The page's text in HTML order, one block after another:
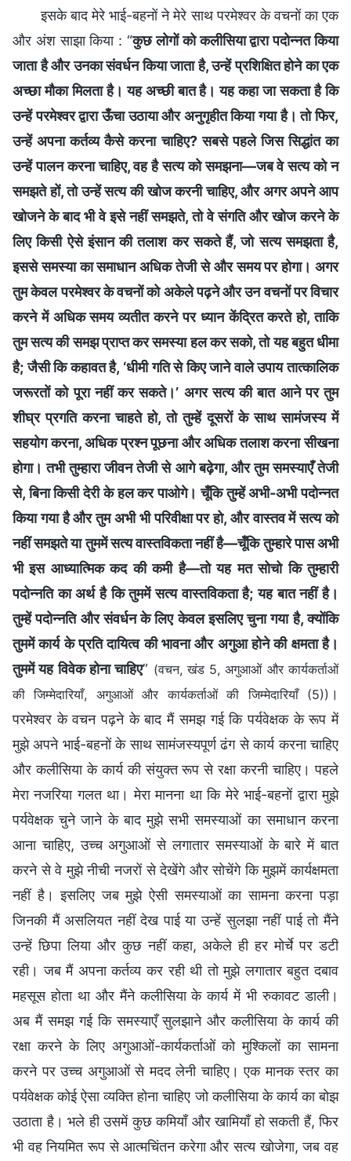
इसके बाद मेरे भाई-बहनों ने मेरे साथ परमेश्वर के वचनों का एक
और अंश साझा किया : “कुछ लोगों को कलीसिया द्वारा पदोन्नत किया
जाता है और उनका संवर्धन किया जाता है, उन्हें प्रशिक्षित होने का एक
अच्छा मौका मिलता है। यह अच्छी बात है। यह कहा जा सकता है कि
उन्हें परमेश्वर द्वारा ऊँचा उठाया और अनुगृहीत किया गया है। तो फिर,
उन्हें अपना कर्तव्य कैसे करना चाहिए? सबसे पहले जिस सिद्धांत का
उन्हें पालन करना चाहिए, वह है सत्य को समझना—जब वे सत्य को न
समझते हों, तो उन्हें सत्य की खोज करनी चाहिए, और अगर अपने आप
खोजने के बाद भी वे इसे नहीं समझते, तो वे संगति और खोज करने के
लिए किसी ऐसे इंसान की तलाश कर सकते हैं, जो सत्य समझता है,
इससे समस्या का समाधान अधिक तेजी से और समय पर होगा। अगर
तुम केवल परमेश्वर के वचनों को अकेले पढ़ने और उन वचनों पर विचार
करने में अधिक समय व्यतीत करने पर ध्यान केंद्रित करते हो, ताकि
तुम सत्य की समझ प्राप्त कर समस्या हल कर सको, तो यह बहुत धीमा
है; जैसी कि कहावत है, ‘धीमी गति से किए जाने वाले उपाय तात्कालिक
जरूरतों को पूरा नहीं कर सकते।’ अगर सत्य की बात आने पर तुम
शीघ्र प्रगति करना चाहते हो, तो तुम्हें दूसरों के साथ सामंजस्य में
सहयोग करना, अधिक प्रश्न पूछना और अधिक तलाश करना सीखना
होगा। तभी तुम्हारा जीवन तेजी से आगे बढ़ेगा, और तुम समस्याएँ तेजी
से, बिना किसी देरी के हल कर पाओगे। चूँकि तुम्हें अभी-अभी पदोन्नत
किया गया है और तुम अभी भी परिवीक्षा पर हो, और वास्तव में सत्य को
नहीं समझते या तुममें सत्य वास्तविकता नहीं है—चूँकि तुम्हारे पास अभी
भी इस आध्यात्मिक कद की कमी है—तो यह मत सोचो कि तुम्हारी
पदोन्नति का अर्थ है कि तुममें सत्य वास्तविकता है; यह बात नहीं है।
तुम्हें पदोन्नति और संवर्धन के लिए केवल इसलिए चुना गया है, क्योंकि
तुममें कार्य के प्रति दायित्व की भावना और अगुआ होने की क्षमता है।
तुममें यह विवेक होना चाहिए” (वचन, खंड 5, अगुआओं और कार्यकर्ताओं
की जिम्मेदारियाँ, अगुआओं और कार्यकर्ताओं की जिम्मेदारियाँ (5)) ।
परमेश्वर के वचन पढ़ने के बाद मैं समझ गई कि पर्यवेक्षक के रूप में
मुझे अपने भाई-बहनों के साथ सामंजस्यपूर्ण ढंग से कार्य करना चाहिए
और कलीसिया के कार्य की संयुक्त रूप से रक्षा करनी चाहिए। पहले
मेरा नजरिया गलत था। मेरा मानना था कि मेरे भाई-बहनों द्वारा मुझे
पर्यवेक्षक चुने जाने के बाद मुझे सभी समस्याओं का समाधान करना
आना चाहिए, उच्च अगुआओं से लगातार समस्याओं के बारे में बात
करने से वे मुझे नीची नजरों से देखेंगे और सोचेंगे कि मुझमें कार्यक्षमता
नहीं है। इसलिए जब मुझे ऐसी समस्याओं का सामना करना पड़ा
जिनकी मैं असलियत नहीं देख पाई या उन्हें सुलझा नहीं पाई तो मैंने
उन्हें छिपा लिया और कुछ नहीं कहा, अकेले ही हर माेर्चे पर डटी
रही। जब मैं अपना कर्तव्य कर रही थी तो मुझे लगातार बहुत दबाव
महसूस होता था और मैंने कलीसिया के कार्य में भी रुकावट डाली।
अब मैं समझ गई कि समस्याएँ सुलझाने और कलीसिया के कार्य की
रक्षा करने के लिए अगुआओं-कार्यकर्ताओं को मुश्किलों का सामना
करने पर उच्च अगुआओं से मदद लेनी चाहिए। एक मानक स्तर का
पर्यवेक्षक कोई ऐसा व्यक्ति होना चाहिए जो कलीसिया के कार्य का बोझ
उठाता है। भले ही उसमें कुछ कमियाँ और खामियाँ हो सकती हैं, फिर
भी वह नियमित रूप से आत्मचिंतन करेगा और सत्य खोजेगा, जब वह